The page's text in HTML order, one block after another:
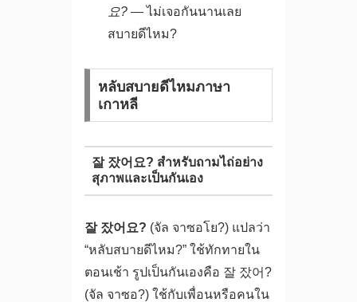
요?— ไม่เจอกันนานเลย
สบายดีไหม?
หลับสบายดีไหมภาษา
เกาหลี
잘 잤어요? สำหรับถามไถ่อย่าง
สุภาพและเป็นกันเอง
잘 잤어요? (จัล จาซอโย?) แปลว่า
“หลับสบายดีไหม?” ใช้ทักทายใน
ตอนเช้า รูปเป็นกันเองคือ 잘 잤어?
(จัล จาซอ?) ใช้กับเพื่อนหรือคนใน